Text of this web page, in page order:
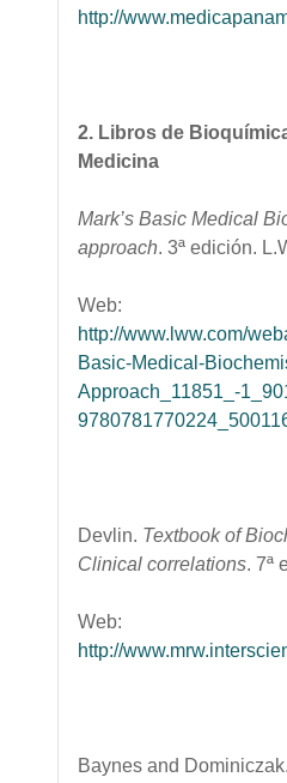
http://
2. Libros de
Medicina
Mark’s Basic Medical
approach. 3ª edición.
Web:
http://www.lww.com/
Basic-Medical-
Approach_11851_-
Devlin. Textbook of
Clinical correlations. 7ª
Web:
http://
Baynes and Dominiczak.